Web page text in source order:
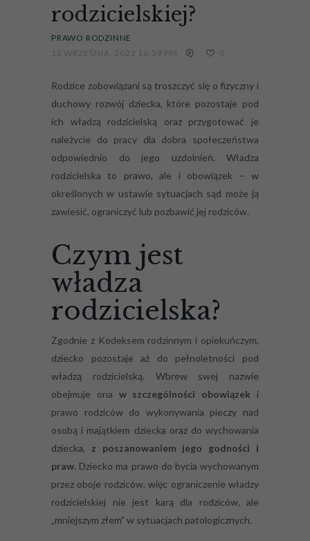
rodzicielskiej?
PRAWO RODZINNE
12 WRZEŚNIA, 2022 16:39 PM
0
Rodzice zobowiązani są troszczyć się o fizyczny i
duchowy rozwój dziecka, które pozostaje pod
ich władzą rodzicielską oraz przygotować je
należycie do pracy dla dobra społeczeństwa
odpowiednio do jego uzdolnień. Władza
rodzicielska to prawo, ale i obowiązek – w
określonych w ustawie sytuacjach sąd może ją
zawiesić, ograniczyć lub pozbawić jej rodziców.
Czym jest
władza
rodzicielska?
Zgodnie z Kodeksem rodzinnym i opiekuńczym,
dziecko pozostaje aż do pełnoletności pod
władzą rodzicielską. Wbrew swej nazwie
obejmuje ona w szczególności obowiązek i
prawo rodziców do wykonywania pieczy nad
osobą i majątkiem dziecka oraz do wychowania
dziecka, z poszanowaniem jego godności i
praw. Dziecko ma prawo do bycia wychowanym
przez oboje rodziców, więc ograniczenie władzy
rodzicielskiej nie jest karą dla rodziców, ale
„mniejszym złem” w sytuacjach patologicznych.